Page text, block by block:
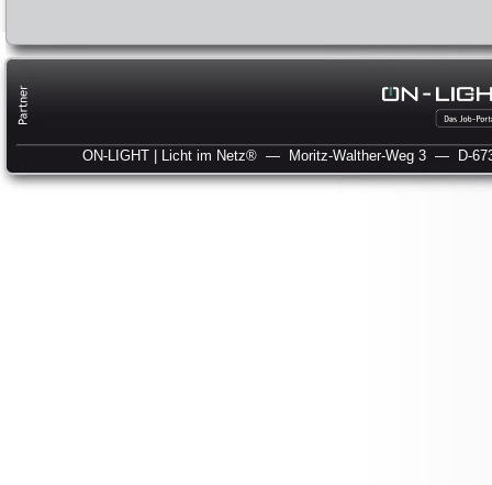
ON-LIGHT | Licht im Netz® — Moritz-Walther-Weg 3 — D-